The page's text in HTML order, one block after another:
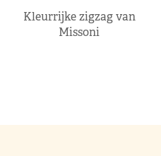
Kleurrijke zigzag van
Missoni